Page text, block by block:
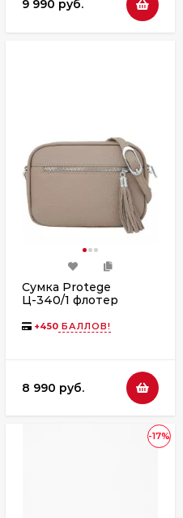
9 990 руб.
Сумка Protege
Ц-340/1 флотер
+450 БАЛЛОВ!
8 990 руб.
-17%